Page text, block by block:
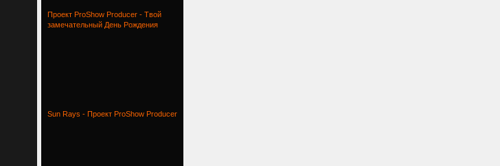
Проект ProShow Producer - Твой
замечательный День Рождения
Sun Rays - Проект ProShow Producer